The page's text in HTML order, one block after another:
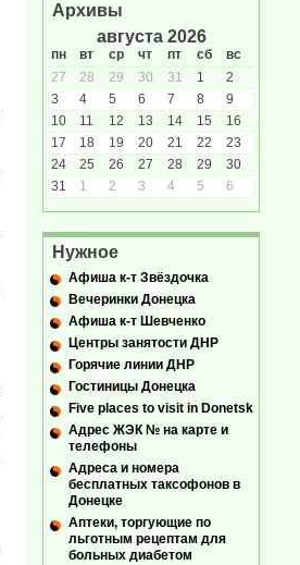
Архивы
августа 2026
пн вт ср чт пт сб
вс
27
28 29 30 31 1
2
3
4 5 6 7 8
9
10
11 12 13 14 15
16
17
18 19 20 21 22
23
24
25 26 27 28 29
30
31
1 2 3 4 5 6
Нужное
Афиша к-т Звёздочка
Вечеринки Донецка
Афиша к-т Шевченко
Центры занятости ДНР
Горячие линии ДНР
Гостиницы Донецка
Five places to visit in Donetsk
Адрес ЖЭК № на карте и
телефоны
Адреса и номера
бесплатных таксофонов в
Донецке
Аптеки, торгующие по
льготным рецептам для
больных диабетом